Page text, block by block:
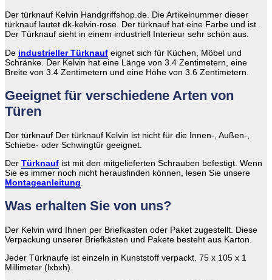
Der türknauf Kelvin Handgriffshop.de. Die Artikelnummer dieser
türknauf lautet dk-kelvin-rose. Der türknauf hat eine Farbe und ist .
Der Türknauf sieht in einem industriell Interieur sehr schön aus.
De industrieller Türknauf eignet sich für Küchen, Möbel und
Schränke. Der Kelvin hat eine Länge von 3.4 Zentimetern, eine
Breite von 3.4 Zentimetern und eine Höhe von 3.6 Zentimetern.
Geeignet für verschiedene Arten von
Türen
Der türknauf Der türknauf Kelvin ist nicht für die Innen-, Außen-,
Schiebe- oder Schwingtür geeignet.
Der Türknauf ist mit den mitgelieferten Schrauben befestigt. Wenn
Sie es immer noch nicht herausfinden können, lesen Sie unsere
Montageanleitung
Was erhalten Sie von uns?
Der Kelvin wird Ihnen per Briefkasten oder Paket zugestellt. Diese
Verpackung unserer Briefkästen und Pakete besteht aus Karton.
Jeder Türknaufe ist einzeln in Kunststoff verpackt. 75 x 105 x 1
Millimeter (lxbxh).